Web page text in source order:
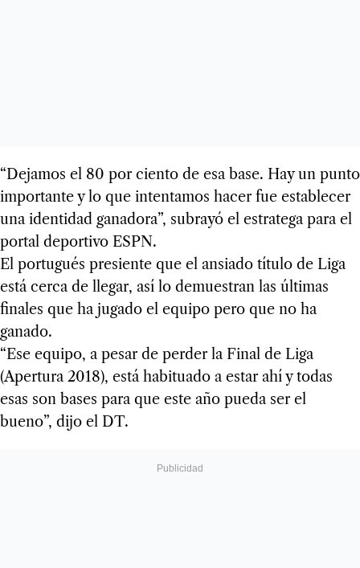
“Dejamos el 80 por ciento de esa base. Hay un punto
importante y lo que intentamos hacer fue establecer
una identidad ganadora”, subrayó el estratega para el
portal deportivo ESPN.
El portugués presiente que el ansiado título de Liga
está cerca de llegar, así lo demuestran las últimas
finales que ha jugado el equipo pero que no ha
ganado.
“Ese equipo, a pesar de perder la Final de Liga
(Apertura 2018), está habituado a estar ahí y todas
esas son bases para que este año pueda ser el
bueno”, dijo el DT.